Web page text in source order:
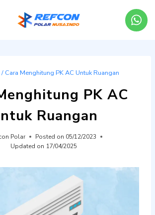
/ Cara Menghitung PK AC Untuk Ruangan
PK AC
Ruangan
Polar Posted on 05/12/2023
Updated on 17/04/2025